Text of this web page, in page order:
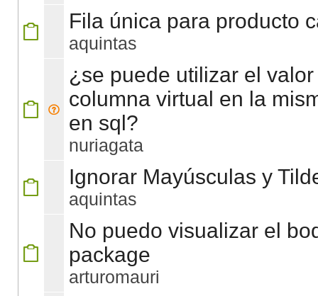
Fila única para producto
aquintas
¿se puede utilizar el
columna virtual en la
en sql?
nuriagata
Ignorar Mayúsculas y
aquintas
No puedo visualizar el
package
arturomauri